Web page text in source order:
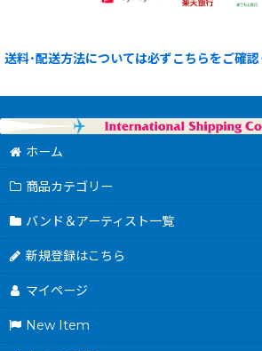
送料･配送方法については必ずこちらをご確認
ホーム
商品カテゴリー
バンド＆アーティスト一覧
新規登録はこちら
マイページ
New Item